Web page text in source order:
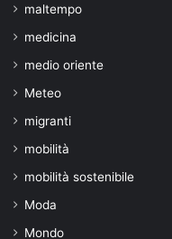
maltempo
medicina
medio oriente
Meteo
migranti
mobilità
mobilità sostenibile
Moda
Mondo